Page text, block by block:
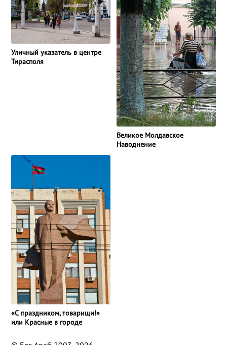
Уличный указатель в центре
Тирасполя
Великое Молдавское
Наводнение
«С праздником, товарищи!»
или Красные в городе